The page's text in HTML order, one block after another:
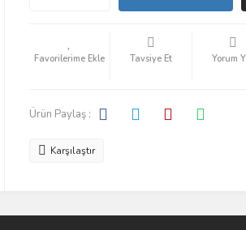
Tavsiye Et Yorum
Ürün Paylaş :
Karşılaştır